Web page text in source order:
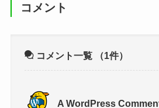
コメント
コメント一覧 （1件）
A WordPress